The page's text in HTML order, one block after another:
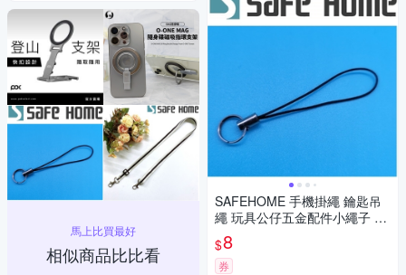
馬上比買最好
相似商品比比看
SAFEHOME 手機掛繩 鑰匙吊
繩 玩具公仔五金配件小繩子 6
公分長 CPA029
$8
券